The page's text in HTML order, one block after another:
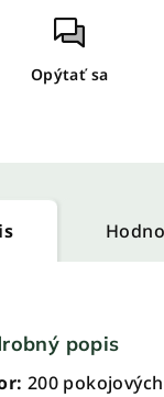
Opýtať sa
popis
200